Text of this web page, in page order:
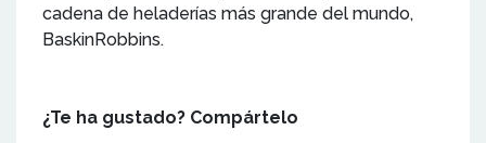
cadena de heladerías más grande del mundo,
BaskinRobbins.
¿Te ha gustado? Compártelo